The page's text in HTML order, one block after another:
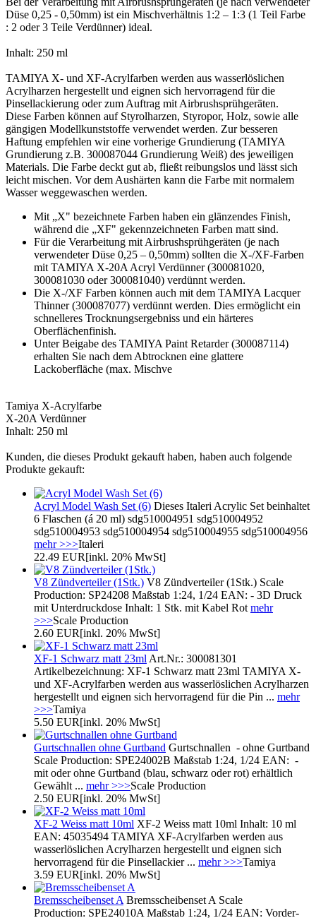
Düse 0,25 - 0,50mm) ist ein Mischverhältnis 1:2 – 1:3 (1 Teil Farbe
: 2 oder 3 Teile Verdünner) ideal.
Inhalt: 250 ml
TAMIYA X- und XF-Acrylfarben werden aus wasserlöslichen
Acrylharzen hergestellt und eignen sich hervorragend für die
Pinsellackierung oder zum Auftrag mit Airbrushsprühgeräten.
Diese Farben können auf Styrolharzen, Styropor, Holz, sowie alle
gängigen Modellkunststoffe verwendet werden. Zur besseren
Haftung empfehlen wir eine vorherige Grundierung (TAMIYA
Grundierung z.B. 300087044 Grundierung Weiß) des jeweiligen
Materials. Die Farbe deckt gut ab, fließt reibungslos und lässt sich
leicht mischen. Vor dem Aushärten kann die Farbe mit normalem
Wasser weggewaschen werden.
Mit „X" bezeichnete Farben haben ein glänzendes Finish,
während die „XF" gekennzeichneten Farben matt sind.
Für die Verarbeitung mit Airbrushsprühgeräten (je nach
verwendeter Düse 0,25 – 0,50mm) sollten die X-/XF-Farben
mit TAMIYA X-20A Acryl Verdünner (300081020,
300081030 oder 300081040) verdünnt werden.
Die X-/XF Farben können auch mit dem TAMIYA Lacquer
Thinner (300087077) verdünnt werden. Dies ermöglicht ein
schnelleres Trocknungsergebniss und ein härteres
Oberflächenfinish.
Unter Beigabe des TAMIYA Paint Retarder (300087114)
erhalten Sie nach dem Abtrocknen eine glattere
Lackoberfläche (max. Mischve
Tamiya X-Acrylfarbe
X-20A Verdünner
Inhalt: 250 ml
Kunden, die dieses Produkt gekauft haben, haben auch folgende
Produkte gekauft:
Acryl Model Wash Set (6) Dieses Italeri Acrylic Set beinhaltet
6 Flaschen (á 20 ml) sdg510004951 sdg510004952
sdg510004953 sdg510004954 sdg510004955 sdg510004956
mehr >>>Italeri
22.49 EUR[inkl. 20% MwSt]
V8 Zündverteiler (1Stk.) V8 Zündverteiler (1Stk.) Scale
Production: SP24208 Maßstab 1:24, 1/24 EAN: - 3D Druck
mit Unterdruckdose Inhalt: 1 Stk. mit Kabel Rot mehr
>>>Scale Production
2.60 EUR[inkl. 20% MwSt]
XF-1 Schwarz matt 23ml Art.Nr.: 300081301
Artikelbezeichnung: XF-1 Schwarz matt 23ml TAMIYA X-
und XF-Acrylfarben werden aus wasserlöslichen Acrylharzen
hergestellt und eignen sich hervorragend für die Pin ... mehr
>>>Tamiya
5.50 EUR[inkl. 20% MwSt]
Gurtschnallen ohne Gurtband Gurtschnallen - ohne Gurtband
Scale Production: SPE24002B Maßstab 1:24, 1/24 EAN: -
mit oder ohne Gurtband (blau, schwarz oder rot) erhältlich
Gewählt ... mehr >>>Scale Production
2.50 EUR[inkl. 20% MwSt]
XF-2 Weiss matt 10ml XF-2 Weiss matt 10ml Inhalt: 10 ml
EAN: 45035494 TAMIYA XF-Acrylfarben werden aus
wasserlöslichen Acrylharzen hergestellt und eignen sich
hervorragend für die Pinsellackier ... mehr >>>Tamiya
3.59 EUR[inkl. 20% MwSt]
Bremsscheibenset A Bremsscheibenset A Scale
Production: SPE24010A Maßstab 1:24, 1/24 EAN: Vorder-